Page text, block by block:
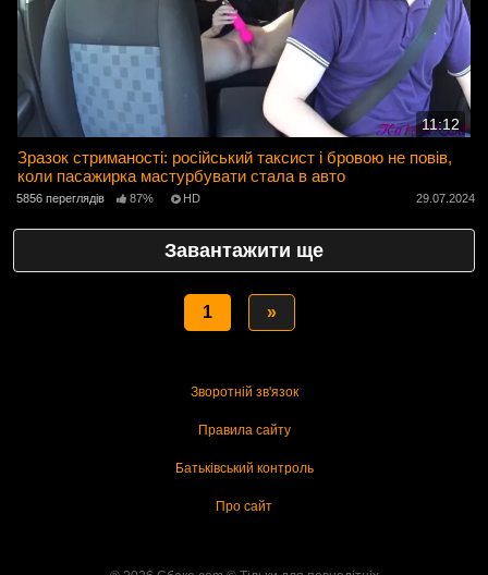
11:12
Зразок стриманості: російський таксист і бровою не повів,
коли пасажирка мастурбувати стала в авто
5856 переглядів 87% HD 29.07.2024
Завантажити ще
1 »
Зворотній зв'язок
Правила сайту
Батьківський контроль
Про сайт